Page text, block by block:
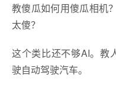
教傻瓜如何用傻瓜相机
太傻？
这个类比还不够AI。教
驶自动驾驶汽车。